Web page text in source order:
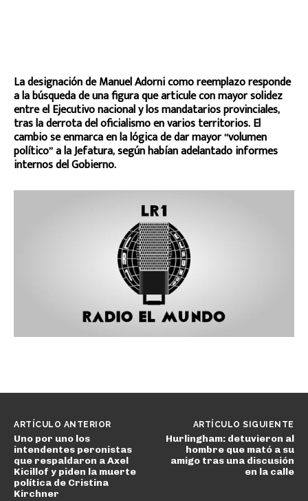
La designación de Manuel Adorni como reemplazo responde
a la búsqueda de una figura que articule con mayor solidez
entre el Ejecutivo nacional y los mandatarios provinciales,
tras la derrota del oficialismo en varios territorios. El
cambio se enmarca en la lógica de dar mayor “volumen
político” a la Jefatura, según habían adelantado informes
internos del Gobierno.
ARTÍCULO ANTERIOR
Uno por uno los
intendentes peronistas
que respaldaron a Axel
Kicillof y piden la muerte
política de Cristina
Kirchner
ARTÍCULO SIGUIENTE
Hurlingham: detuvieron al
hombre que mató a su
amigo tras una discusión
en la calle